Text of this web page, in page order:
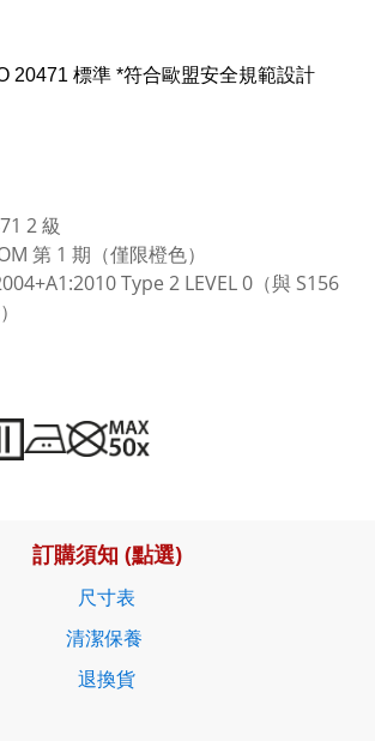
20471 標準 *符合歐盟安全規範設計
2 級
第 1 期（僅限橙色）
Type 2 LEVEL 0（與 S156
訂購須知 (點選)
尺寸表
清潔保養
退換貨